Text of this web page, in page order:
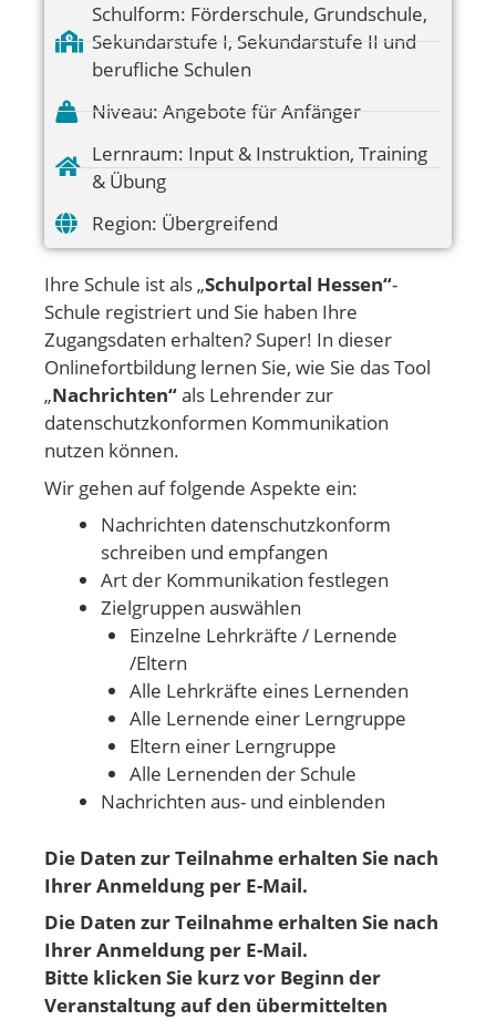
Schulform: Förderschule, Grundschule,
Sekundarstufe I, Sekundarstufe II und
berufliche Schulen
Niveau: Angebote für Anfänger
Lernraum: Input & Instruktion, Training
& Übung
Region: Übergreifend
Ihre Schule ist als „Schulportal Hessen“-
Schule registriert und Sie haben Ihre
Zugangsdaten erhalten? Super! In dieser
Onlinefortbildung lernen Sie, wie Sie das Tool
„Nachrichten“als Lehrender zur
datenschutzkonformen Kommunikation
nutzen können.
Wir gehen auf folgende Aspekte ein:
Nachrichten datenschutzkonform
schreiben und empfangen
Art der Kommunikation festlegen
Zielgruppen auswählen
Einzelne Lehrkräfte / Lernende
/Eltern
Alle Lehrkräfte eines Lernenden
Alle Lernende einer Lerngruppe
Eltern einer Lerngruppe
Alle Lernenden der Schule
Nachrichten aus- und einblenden
Die Daten zur Teilnahme erhalten Sie nach
Ihrer Anmeldung per E-Mail.
Die Daten zur Teilnahme erhalten Sie nach
Ihrer Anmeldung per E-Mail.
Bitte klicken Sie kurz vor Beginn der
Veranstaltung auf den übermittelten